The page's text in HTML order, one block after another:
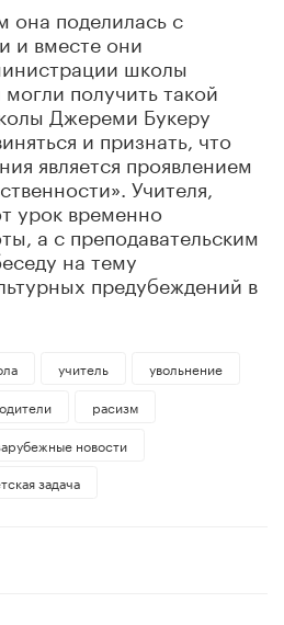
поделилась с
и вместе они
школы
получить такой
Джереми Букеру
и признать, что
является проявлением
Учителя,
урок временно
а с преподавательским
на тему
предубеждений в
учитель
увольнение
расизм
новости
задача